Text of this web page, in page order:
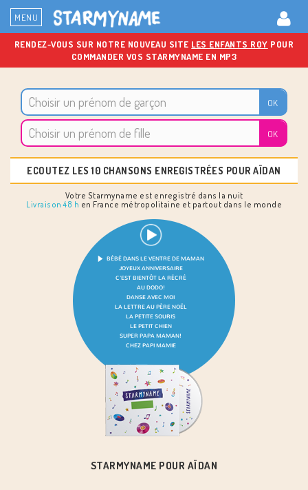
MENU
RENDEZ-VOUS SUR NOTRE NOUVEAU SITE LES ENFANTS ROY POUR
COMMANDER VOS STARMYNAME EN MP3
ECOUTEZ LES 10 CHANSONS ENREGISTRÉES POUR AÏDAN
Votre Starmyname est enregistré dans la nuit
Livraison 48 h en France métropolitaine et partout dans le monde
STARMYNAME POUR AÏDAN